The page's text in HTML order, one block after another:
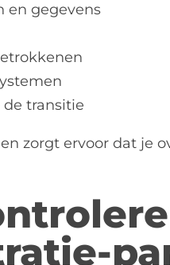
en gegevens
transitie
zorgt ervoor dat je